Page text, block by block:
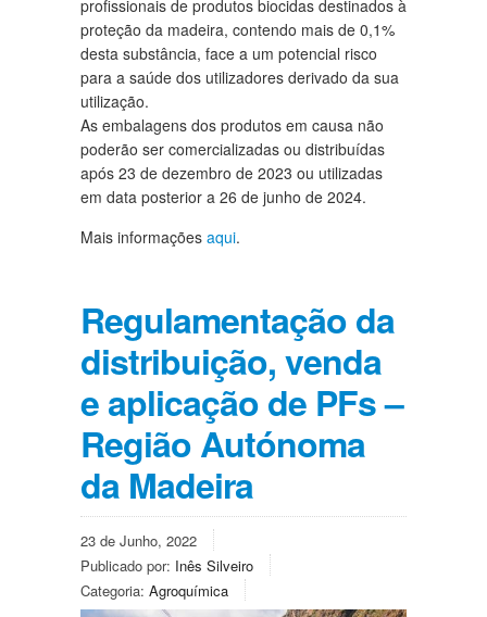
profissionais de produtos biocidas destinados à
proteção da madeira, contendo mais de 0,1%
desta substância, face a um potencial risco
para a saúde dos utilizadores derivado da sua
utilização.
As embalagens dos produtos em causa não
poderão ser comercializadas ou distribuídas
após 23 de dezembro de 2023 ou utilizadas
em data posterior a 26 de junho de 2024.
Mais informações aqui.
Regulamentação da
distribuição, venda
e aplicação de PFs –
Região Autónoma
da Madeira
23 de Junho, 2022
Publicado por: Inês Silveiro
Categoria: Agroquímica